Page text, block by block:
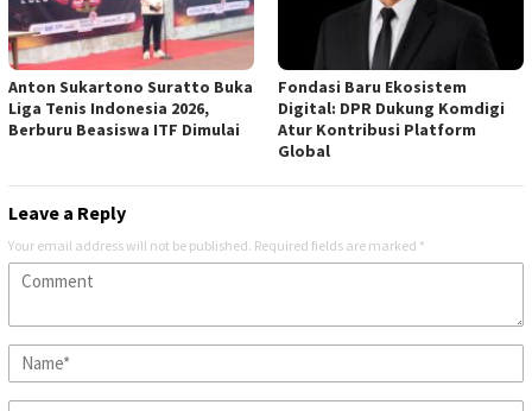
Anton Sukartono Suratto Buka
Liga Tenis Indonesia 2026,
Berburu Beasiswa ITF Dimulai
Fondasi Baru Ekosistem
Digital: DPR Dukung Komdigi
Atur Kontribusi Platform
Global
Leave a Reply
Your email address will not be published. Required fields are marked *